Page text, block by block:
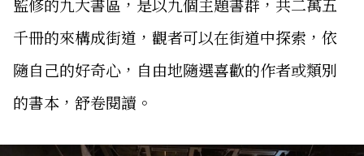
千冊的來構成街道，觀者可以在街道中探索，依
隨自己的好奇心，自由地隨選喜歡的作者或類別
的書本，舒卷閱讀。